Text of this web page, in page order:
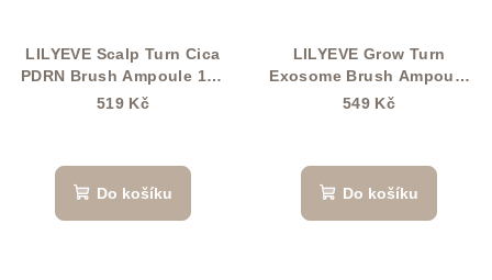
LILYEVE Scalp Turn Cica
PDRN Brush Ampoule 100
ml
519 Kč
Do košíku
LILYEVE Grow Turn
Exosome Brush Ampoule
100 ml
549 Kč
Do košíku